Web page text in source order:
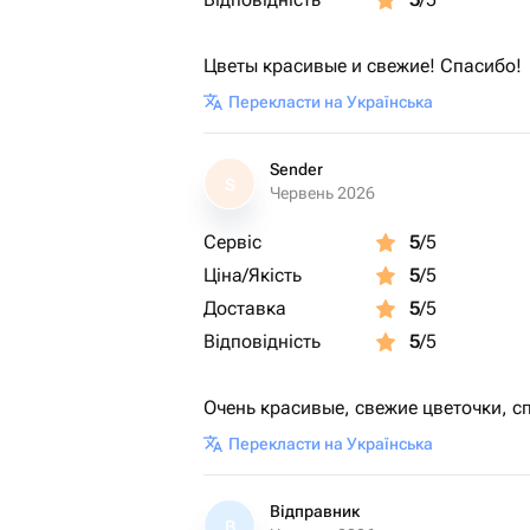
Цветы красивые и свежие! Спасибо!
Перекласти на Українська
S
Sender
Червень 2026
Сервіс 5/5
Ціна/Якість
5/5
Доставка
5/5
Відповідність
5/5
Очень красивые, свежие цветочки,
Перекласти на Українська
Відправник